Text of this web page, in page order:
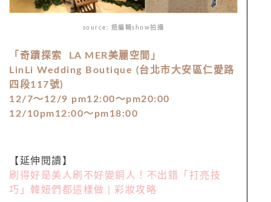
source: 妞編輯show拍攝
「奇蹟探索 LA MER美麗空間」
LinLi Wedding Boutique (台北市大安區仁愛路
四段117號)
12/7～12/9 pm12:00～pm20:00
12/10pm12:00～pm18:00
【延伸閱讀】
刷得好是美人刷不好變銅人！不出錯「打亮技
巧」韓妞們都這樣做 | 彩妝攻略